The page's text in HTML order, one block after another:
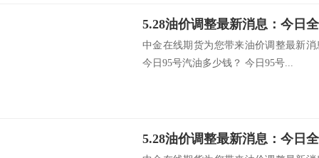
中金在线期货为您带来油价调整最新
今日95号汽油多少钱？ 今日95号...